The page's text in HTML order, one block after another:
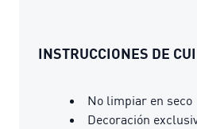
INSTRUCCIONES DE
No limpiar en seco
Decoración